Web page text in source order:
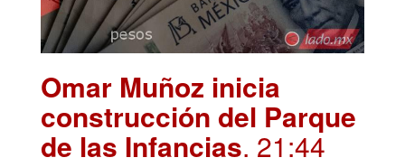
Omar Muñoz inicia
construcción del Parque
de las Infancias. 21:44